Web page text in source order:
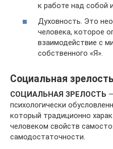
к работе над собой
Духовность. Это
человека, которое
взаимодействие с
собственного «Я».
Социальная
СОЦИАЛЬНАЯ ЗРЕЛОСТЬ
психологически
который традиционно
человеком свойств
самодостаточности.